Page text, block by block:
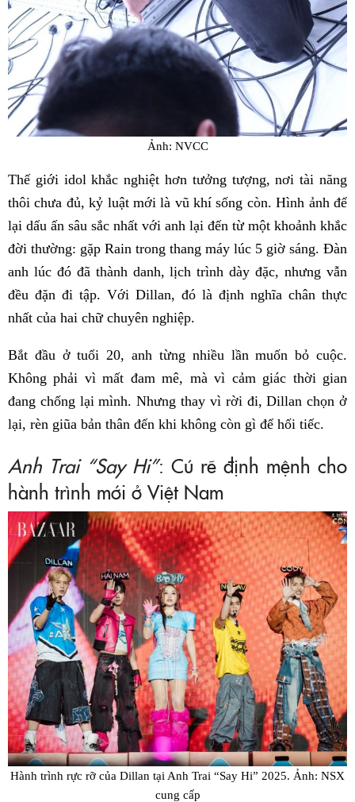
Ảnh: NVCC
Thế giới idol khắc nghiệt hơn tưởng tượng, nơi tài năng
thôi chưa đủ, kỷ luật mới là vũ khí sống còn. Hình ảnh để
lại dấu ấn sâu sắc nhất với anh lại đến từ một khoảnh khắc
đời thường: gặp Rain trong thang máy lúc 5 giờ sáng. Đàn
anh lúc đó đã thành danh, lịch trình dày đặc, nhưng vẫn
đều đặn đi tập. Với Dillan, đó là định nghĩa chân thực
nhất của hai chữ chuyên nghiệp.
Bắt đầu ở tuổi 20, anh từng nhiều lần muốn bỏ cuộc.
Không phải vì mất đam mê, mà vì cảm giác thời gian
đang chống lại mình. Nhưng thay vì rời đi, Dillan chọn ở
lại, rèn giũa bản thân đến khi không còn gì để hối tiếc.
Anh Trai “Say Hi”: Cú rẽ định mệnh cho
hành trình mới ở Việt Nam
Hành trình rực rỡ của Dillan tại Anh Trai “Say Hi” 2025. Ảnh: NSX
cung cấp